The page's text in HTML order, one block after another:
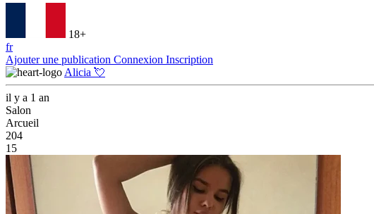
18+
fr
Ajouter une publication Connexion Inscription
Alicia 💘
il y a 1 an
Salon
Arcueil
204
15